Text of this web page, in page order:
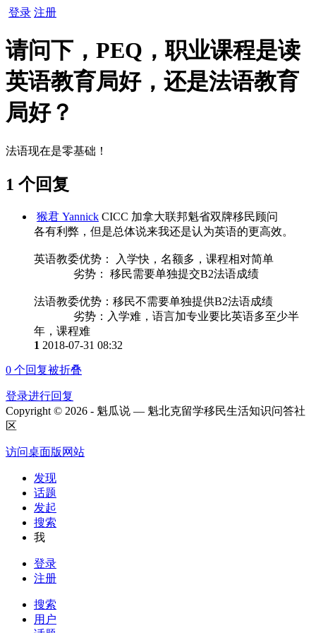
登录 注册
请问下，PEQ，职业课程是读
英语教育局好，还是法语教育
局好？
法语现在是零基础！
1 个回复
猴君 Yannick CICC 加拿大联邦魁省双牌移民顾问
各有利弊，但是总体说来我还是认为英语的更高效。
英语教委优势： 入学快，名额多，课程相对简单
劣势： 移民需要单独提交B2法语成绩
法语教委优势：移民不需要单独提供B2法语成绩
劣势：入学难，语言加专业要比英语多至少半
年，课程难
1 2018-07-31 08:32
0 个回复被折叠
登录进行回复
Copyright © 2026 - 魁瓜说 — 魁北克留学移民生活知识问答社
区
访问桌面版网站
发现
话题
发起
搜索
我
登录
注册
搜索
用户